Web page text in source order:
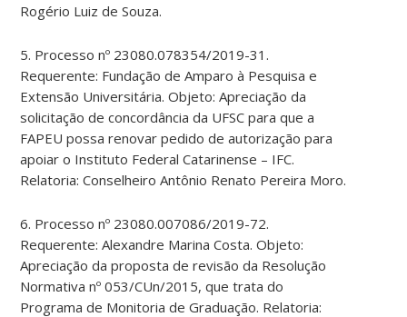
Rogério Luiz de Souza.
5. Processo nº 23080.078354/2019-31.
Requerente: Fundação de Amparo à Pesquisa e
Extensão Universitária. Objeto: Apreciação da
solicitação de concordância da UFSC para que a
FAPEU possa renovar pedido de autorização para
apoiar o Instituto Federal Catarinense – IFC.
Relatoria: Conselheiro Antônio Renato Pereira Moro.
6. Processo nº 23080.007086/2019-72.
Requerente: Alexandre Marina Costa. Objeto:
Apreciação da proposta de revisão da Resolução
Normativa nº 053/CUn/2015, que trata do
Programa de Monitoria de Graduação. Relatoria: